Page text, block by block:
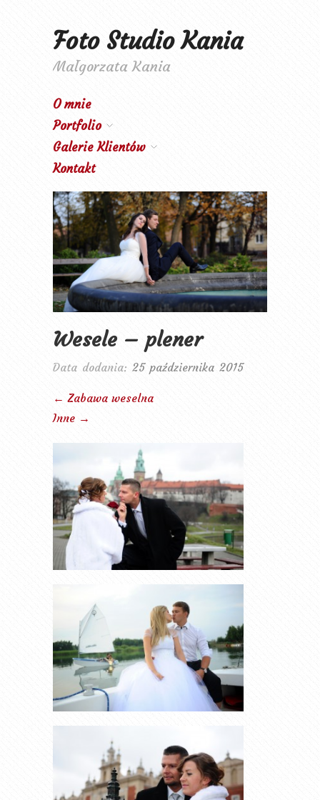
Foto Studio Kania
Małgorzata Kania
O mnie
Portfolio
Galerie Klientów
Kontakt
Wesele – plener
Data dodania: 25 października 2015
← Zabawa weselna
Inne →